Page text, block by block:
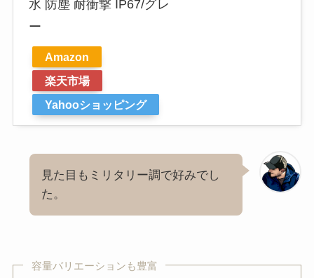
水 防塵 耐衝撃 IP67/グレ
ー
Amazon
楽天市場
Yahooショッピング
見た目もミリタリー調で好みでし
た。
容量バリエーションも豊富